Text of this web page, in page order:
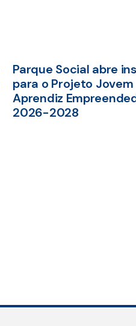
Parque Social abre
para o Projeto Jovem
Aprendiz
2026-2028